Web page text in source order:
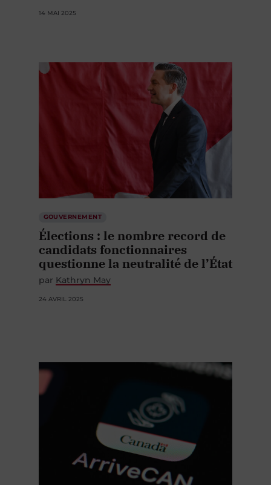
14 MAI 2025
GOUVERNEMENT
Élections : le nombre record de
candidats fonctionnaires
questionne la neutralité de l’État
par Kathryn May
24 AVRIL 2025